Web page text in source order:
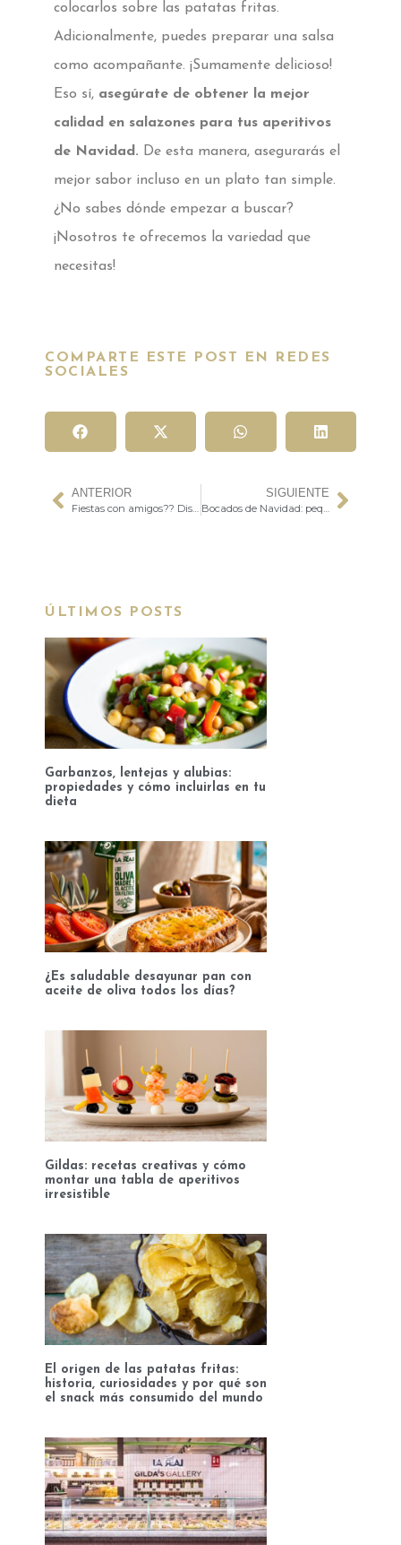
colocarlos sobre las patatas fritas.
Adicionalmente, puedes preparar una salsa
como acompañante. ¡Sumamente delicioso!
Eso sí, asegúrate de obtener la mejor
calidad en salazones para tus aperitivos
de Navidad. De esta manera, asegurarás el
mejor sabor incluso en un plato tan simple.
¿No sabes dónde empezar a buscar?
¡Nosotros te ofrecemos la variedad que
necesitas!
COMPARTE ESTE POST EN REDES
SOCIALES
ANTERIOR
Fiestas con amigos?? Disfrutad juntos de la hora del aperitivo!!
SIGUIENTE
Bocados de Navidad: pequeñas delicias para cualquier momento
ÚLTIMOS POSTS
Garbanzos, lentejas y alubias:
propiedades y cómo incluirlas en tu
dieta
¿Es saludable desayunar pan con
aceite de oliva todos los días?
Gildas: recetas creativas y cómo
montar una tabla de aperitivos
irresistible
El origen de las patatas fritas:
historia, curiosidades y por qué son
el snack más consumido del mundo